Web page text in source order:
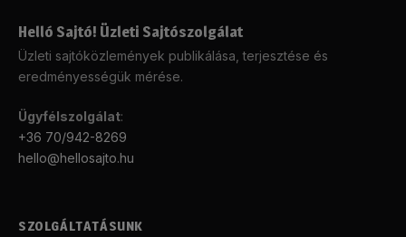
Helló Sajtó! Üzleti Sajtószolgálat
Üzleti sajtóközlemények publikálása, terjesztése és
eredményességük mérése.
Ügyfélszolgálat:
+36 70/942-8269
hello@hellosajto.hu
SZOLGÁLTATÁSUNK